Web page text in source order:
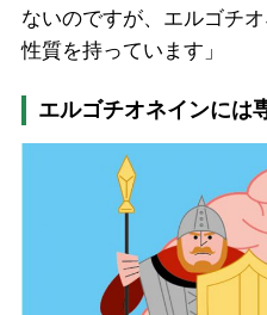
ないのですが、エルゴチ
性質を持っています」
エルゴチオネインには